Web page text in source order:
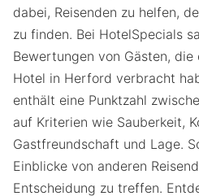
dabei, Reisenden zu helfen,
zu finden. Bei HotelSpecials
Bewertungen von Gästen, die
Hotel in Herford verbracht
enthält eine Punktzahl
auf Kriterien wie Sauberkeit,
Gastfreundschaft und Lage.
Einblicke von anderen
Entscheidung zu treffen.